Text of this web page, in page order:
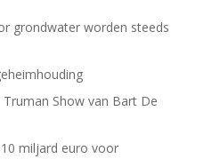
grondwater worden steeds
Truman Show van Bart De
miljard euro voor